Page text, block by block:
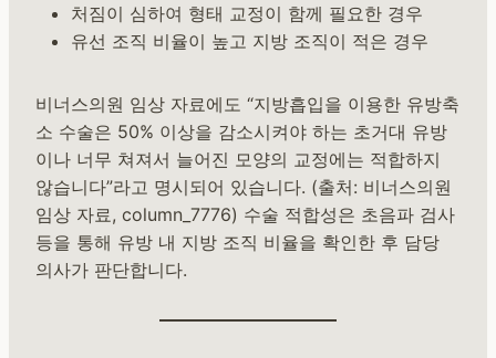
처짐이 심하여 형태 교정이 함께 필요한 경우
유선 조직 비율이 높고 지방 조직이 적은 경우
비너스의원 임상 자료에도 “지방흡입을 이용한 유방축
소 수술은 50% 이상을 감소시켜야 하는 초거대 유방
이나 너무 쳐져서 늘어진 모양의 교정에는 적합하지
않습니다”라고 명시되어 있습니다. (출처: 비너스의원
임상 자료, column_7776) 수술 적합성은 초음파 검사
등을 통해 유방 내 지방 조직 비율을 확인한 후 담당
의사가 판단합니다.